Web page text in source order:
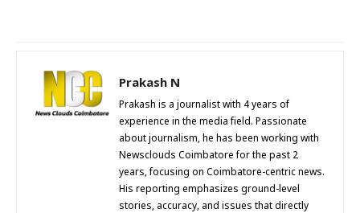
Prakash N
Prakash is a journalist with 4 years of
experience in the media field. Passionate
about journalism, he has been working with
Newsclouds Coimbatore for the past 2
years, focusing on Coimbatore-centric news.
His reporting emphasizes ground-level
stories, accuracy, and issues that directly